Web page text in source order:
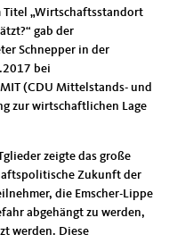
Titel „Wirtschaftsstandort
gab der
Schnepper in der
bei
(CDU Mittelstands- und
zur wirtschaftlichen Lage
zeigte das große
Zukunft der
die Emscher-Lippe
abgehängt zu werden,
werden. Diese